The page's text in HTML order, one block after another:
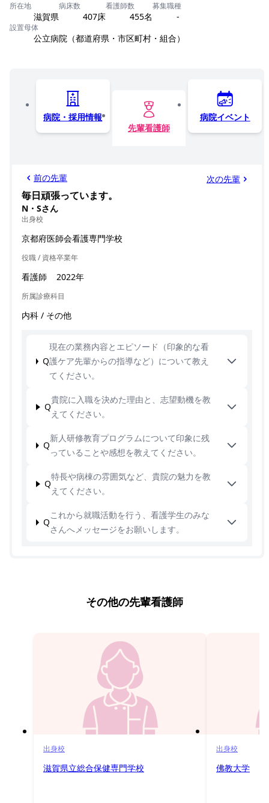
所在地
滋賀県
病床数
407床
看護師数
455名
募集職種
-
設置母体
公立病院（都道府県・市区町村・組合）
病院・採用情報
先輩看護師
病院イベント
前の先輩 次の先輩
毎日頑張っています。
N・Sさん
出身校
京都府医師会看護専門学校
役職 / 資格
看護師
卒業年
2022年
所属診療科目
内科 / その他
Q
現在の業務内容とエピソード（印象的な看
護ケア先輩からの指導など）について教え
てください。
Q
貴院に入職を決めた理由と、志望動機を教
えてください。
Q
新人研修教育プログラムについて印象に残
っていることや感想を教えてください。
Q
特長や病棟の雰囲気など、貴院の魅力を教
えてください。
Q
これから就職活動を行う、看護学生のみな
さんへメッセージをお願いします。
その他の先輩看護師
出身校
滋賀県立総合保健専門学校
出身校
佛教大学